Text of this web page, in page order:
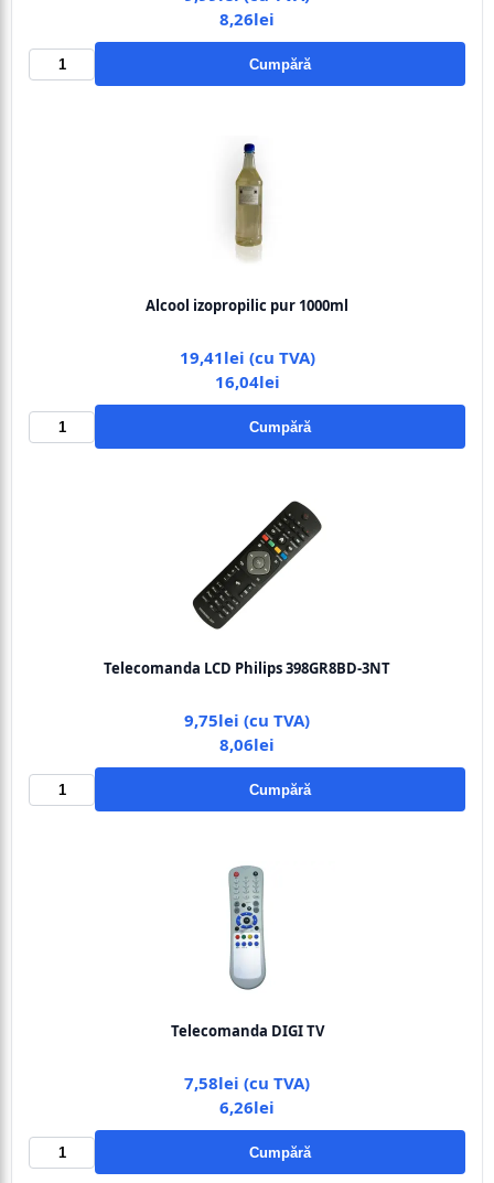
8,26lei
Cumpără
Alcool izopropilic pur 1000ml
19,41lei (cu TVA)
16,04lei
Cumpără
Telecomanda LCD Philips 398GR8BD-3NT
9,75lei (cu TVA)
8,06lei
Cumpără
Telecomanda DIGI TV
7,58lei (cu TVA)
6,26lei
Cumpără